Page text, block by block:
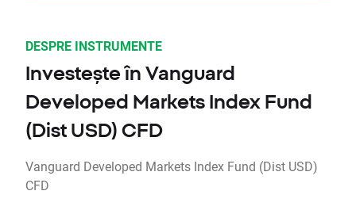
DESPRE INSTRUMENTE
Investește în Vanguard
Developed Markets Index Fund
(Dist USD) CFD
Vanguard Developed Markets Index Fund (Dist USD)
CFD